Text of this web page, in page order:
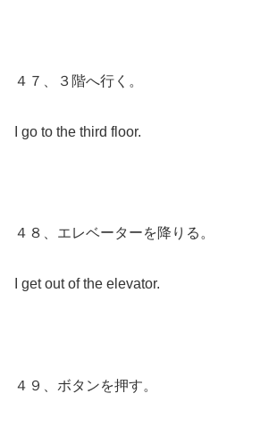
４７、３階へ行く。
I go to the third floor.
４８、エレベーターを降りる。
I get out of the elevator.
４９、ボタンを押す。